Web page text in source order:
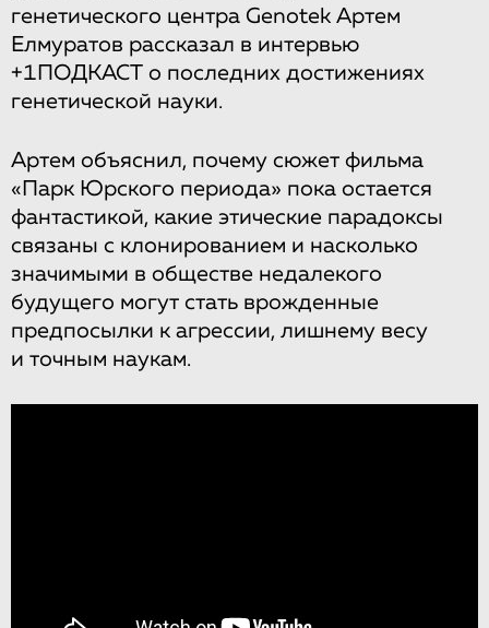
генетического центра Genotek Артем
Елмуратов рассказал в интервью
+1ПОДКАСТ о последних достижениях
генетической науки.
Артем объяснил, почему сюжет фильма
«Парк Юрского периода» пока остается
фантастикой, какие этические парадоксы
связаны с клонированием и насколько
значимыми в обществе недалекого
будущего могут стать врожденные
предпосылки к агрессии, лишнему весу
и точным наукам.